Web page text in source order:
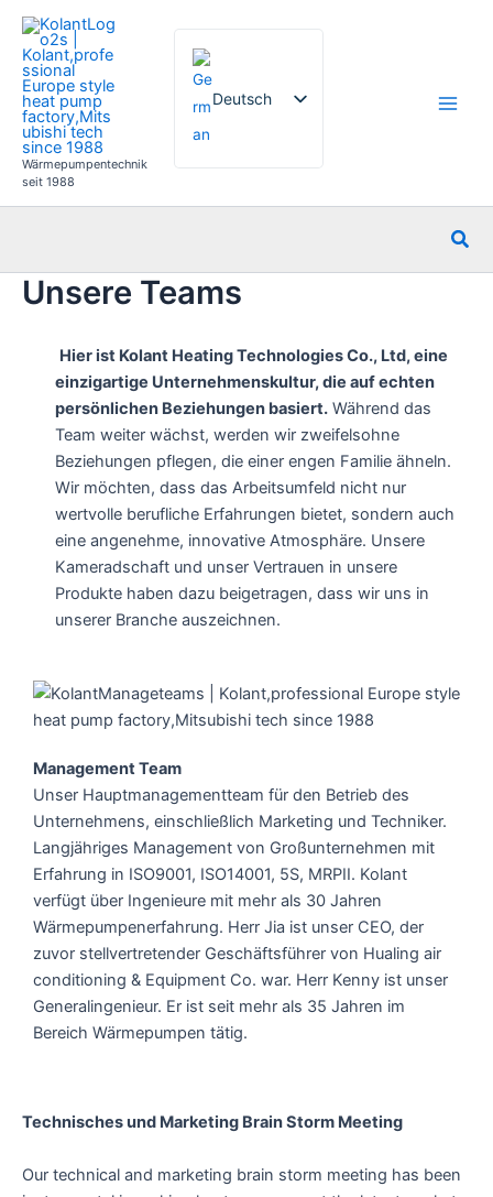
Zum
Inhalt
springen
Wärmepumpentechnik
seit 1988
Deutsch
English
French
Spanish
Arabic
Portuguese
Dutch
Norwegian
Unsere Teams
Hier ist Kolant Heating Technologies Co., Ltd, eine
einzigartige Unternehmenskultur, die auf echten
persönlichen Beziehungen basiert. Während das
Team weiter wächst, werden wir zweifelsohne
Beziehungen pflegen, die einer engen Familie ähneln.
Wir möchten, dass das Arbeitsumfeld nicht nur
wertvolle berufliche Erfahrungen bietet, sondern auch
eine angenehme, innovative Atmosphäre. Unsere
Kameradschaft und unser Vertrauen in unsere
Produkte haben dazu beigetragen, dass wir uns in
unserer Branche auszeichnen.
Management Team
Unser Hauptmanagementteam für den Betrieb des
Unternehmens, einschließlich Marketing und Techniker.
Langjähriges Management von Großunternehmen mit
Erfahrung in ISO9001, ISO14001, 5S, MRPII. Kolant
verfügt über Ingenieure mit mehr als 30 Jahren
Wärmepumpenerfahrung. Herr Jia ist unser CEO, der
zuvor stellvertretender Geschäftsführer von Hualing air
conditioning & Equipment Co. war. Herr Kenny ist unser
Generalingenieur. Er ist seit mehr als 35 Jahren im
Bereich Wärmepumpen tätig.
Technisches und Marketing Brain Storm Meeting
Our technical and marketing brain storm meeting has been